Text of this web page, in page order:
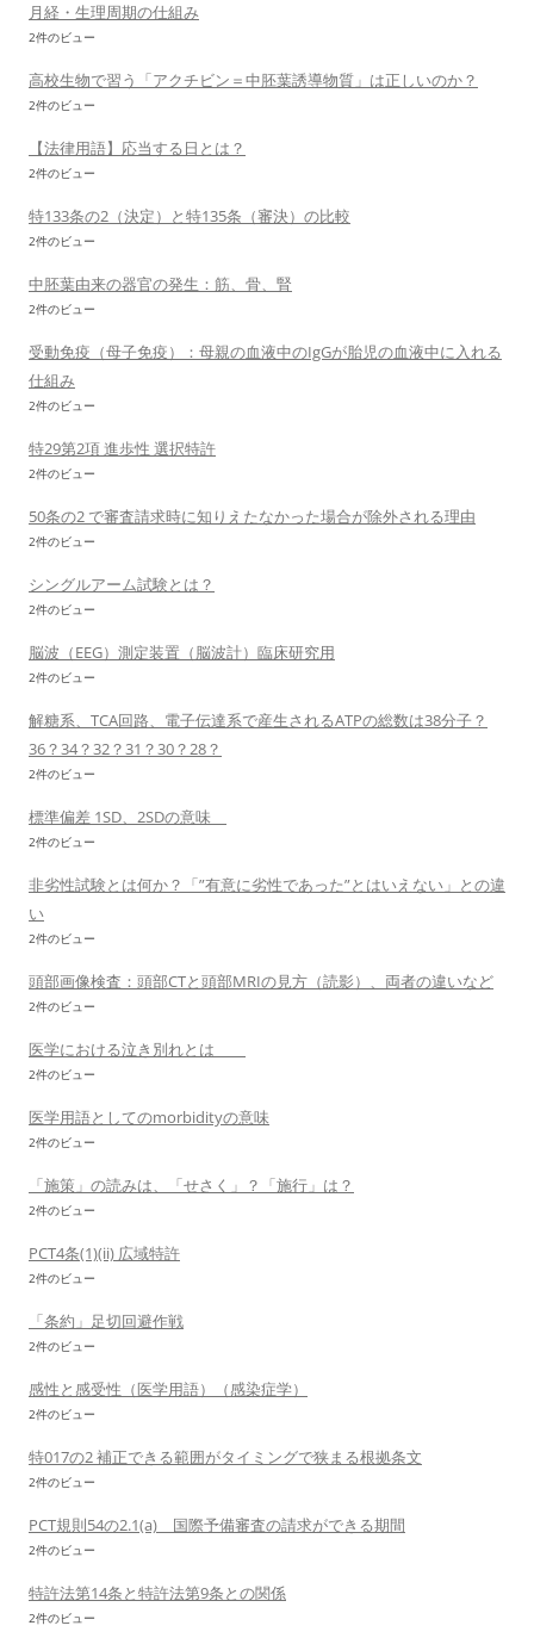
月経・生理周期の仕組み
2件のビュー
高校生物で習う「アクチビン＝中胚葉誘導物質」は正しいのか？
2件のビュー
【法律用語】応当する日とは？
2件のビュー
特133条の2（決定）と特135条（審決）の比較
2件のビュー
中胚葉由来の器官の発生：筋、骨、腎
2件のビュー
受動免疫（母子免疫）：母親の血液中のIgGが胎児の血液中に入れる
仕組み
2件のビュー
特29第2項 進歩性 選択特許
2件のビュー
50条の2 で審査請求時に知りえたなかった場合が除外される理由
2件のビュー
シングルアーム試験とは？
2件のビュー
脳波（EEG）測定装置（脳波計）臨床研究用
2件のビュー
解糖系、TCA回路、電子伝達系で産生されるATPの総数は38分子？
36？34？32？31？30？28？
2件のビュー
標準偏差 1SD、2SDの意味
2件のビュー
非劣性試験とは何か？「”有意に劣性であった”とはいえない」との違
い
2件のビュー
頭部画像検査：頭部CTと頭部MRIの見方（読影）、両者の違いなど
2件のビュー
医学における泣き別れとは
2件のビュー
医学用語としてのmorbidityの意味
2件のビュー
「施策」の読みは、「せさく」？「施行」は？
2件のビュー
PCT4条(1)(ii) 広域特許
2件のビュー
「条約」足切回避作戦
2件のビュー
感性と感受性（医学用語）（感染症学）
2件のビュー
特017の2 補正できる範囲がタイミングで狭まる根拠条文
2件のビュー
PCT規則54の2.1(a) 国際予備審査の請求ができる期間
2件のビュー
特許法第14条と特許法第9条との関係
2件のビュー